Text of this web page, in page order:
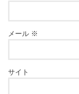
メール ※
サイト